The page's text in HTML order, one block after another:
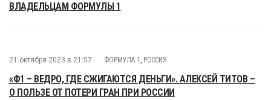
ВЛАДЕЛЬЦАМ ФОРМУЛЫ 1
21 октября 2023 в 21:57 ФОРМУЛА 1 , РОССИЯ
«Ф1 – ВЕДРО, ГДЕ СЖИГАЮТСЯ ДЕНЬГИ». АЛЕКСЕЙ ТИТОВ –
О ПОЛЬЗЕ ОТ ПОТЕРИ ГРАН ПРИ РОССИИ